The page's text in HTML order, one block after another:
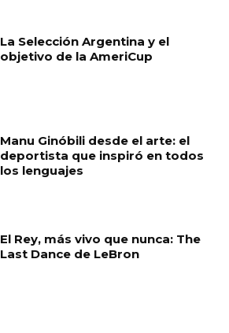
La Selección Argentina y el
objetivo de la AmeriCup
Manu Ginóbili desde el arte: el
deportista que inspiró en todos
los lenguajes
El Rey, más vivo que nunca: The
Last Dance de LeBron